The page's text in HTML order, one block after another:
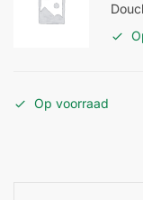
Op voorraad